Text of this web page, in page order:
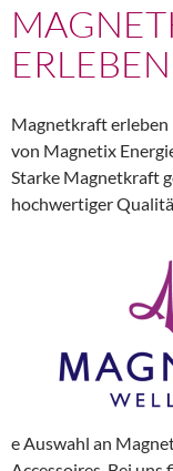
ERLEBEN
Magnetkraft
von Magnetix
Starke Magnetkraft
hochwertiger
e Auswahl an